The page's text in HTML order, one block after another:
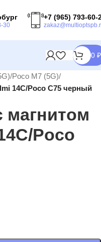
30
+7 (965) 793-60-
0 ₽
Poco M7 (5G)/
14С/Poco C75 черный
магнитом
Poco